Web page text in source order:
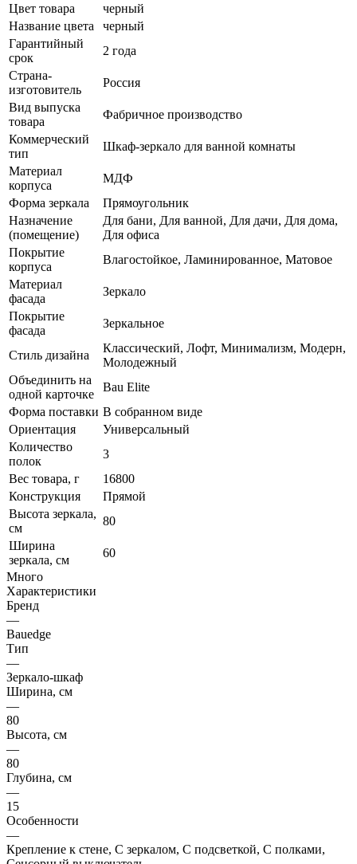
Цвет товара
черный
Название цвета
черный
Гарантийный
срок
2 года
Страна-
изготовитель
Россия
Вид выпуска
товара
Фабричное производство
Коммерческий
тип
Шкаф-зеркало для ванной комнаты
Материал
корпуса
МДФ
Форма зеркала
Прямоугольник
Назначение
(помещение)
Для бани, Для ванной, Для дачи, Для дома,
Для офиса
Покрытие
корпуса
Влагостойкое, Ламинированное, Матовое
Материал
фасада
Зеркало
Покрытие
фасада
Зеркальное
Стиль дизайна
Классический, Лофт, Минимализм, Модерн,
Молодежный
Объединить на
одной карточке
Bau Elite
Форма поставки В собранном виде
Ориентация
Универсальный
Количество
полок
3
Вес товара, г
16800
Конструкция
Прямой
Высота зеркала,
см
80
Ширина
зеркала, см
60
Много
Характеристики
Бренд
—
Bauedge
Тип
—
Зеркало-шкаф
Ширина, см
—
80
Высота, см
—
80
Глубина, см
—
15
Особенности
—
Крепление к стене, С зеркалом, С подсветкой, С полками,